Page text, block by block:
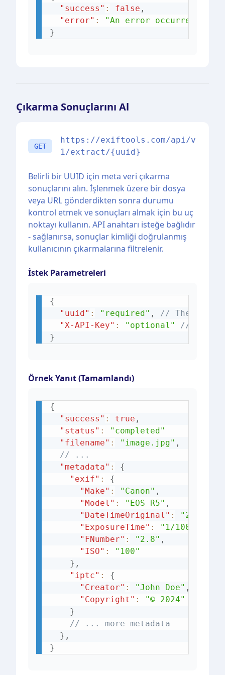
"success" : false ,
"error" :
"An error occurred
}
Çıkarma Sonuçlarını Al
GET
https://exiftools.com/api/v
1/extract/{uuid}
Belirli bir UUID için meta veri çıkarma
sonuçlarını alın. İşlenmek üzere bir dosya
veya URL gönderdikten sonra durumu
kontrol etmek ve sonuçları almak için bu uç
noktayı kullanın. API anahtarı isteğe bağlıdır
- sağlanırsa, sonuçlar kimliği doğrulanmış
kullanıcının çıkarmalarına filtrelenir.
İstek Parametreleri
{
"uuid" : "required" ,
// The UUID
"X-API-Key" : "optional"
// API
}
Örnek Yanıt (Tamamlandı)
{
"success" : true ,
"status" :
"completed"
"filename" : "image.jpg" ,
// ...
"metadata" :
{
"exif" :
{
"Make" : "Canon" ,
"Model" : "EOS R5" ,
"DateTimeOriginal" :
"ExposureTime" : "1/1000"
"FNumber" : "2.8" ,
"ISO" :
"100"
} ,
"iptc" :
{
"Creator" : "John Doe" ,
"Copyright" :
"© 2024"
}
// ... more metadata
} ,
}